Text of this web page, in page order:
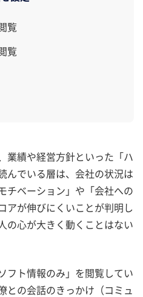
覧
覧
業績や経営方針といった「ハ
んでいる層は、会社の状況は
チベーション」や「会社への
アが伸びにくいことが判明し
の心が大きく動くことはない
フト情報のみ」を閲覧してい
との会話のきっかけ（コミュ